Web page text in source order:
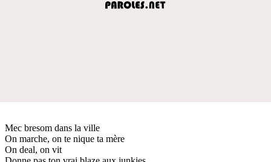
Mec bresom dans la ville
On marche, on te nique ta mère
On deal, on vit